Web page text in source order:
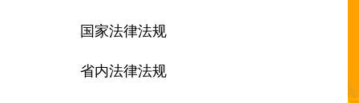
国家法律法规
省内法律法规